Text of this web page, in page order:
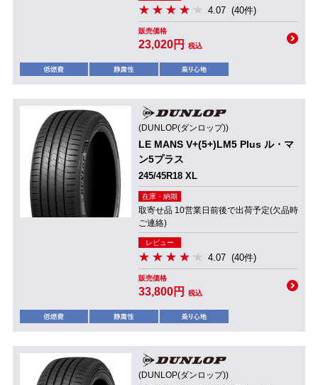
4.07 (40件)
販売価格
23,020円 税込
(DUNLOP(ダンロップ))
LE MANS V+(5+)LM5 Plus ル・マ
ン5プラス
245/45R18 XL
在庫・納期
取寄せ品 10営業日前後で出荷予定(欠品時
ご連絡)
レビュー
4.07 (40件)
販売価格
33,800円 税込
(DUNLOP(ダンロップ))